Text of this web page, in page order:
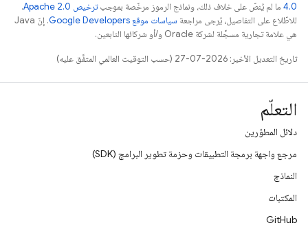
4.0‏ ما لم يُنصّ على خلاف ذلك، ونماذج الرموز مرخّصة بموجبترخيص Apache 2.0‏
.
للاطّلاع على التفاصيل، يُرجى مراجعة سياسات موقع Google Developers‏
. إنّ Java
هي علامة تجارية مسجَّلة لشركة Oracle و/أو شركائها التابعين.
تاريخ التعديل الأخير: 2026-07-27 (حسب التوقيت العالمي المتفَّق عليه)
التعلّم
دلائل المطوّرين
مرجع واجهة برمجة التطبيقات وحزمة تطوير البرامج (SDK)
النماذج
المكتبات
GitHub